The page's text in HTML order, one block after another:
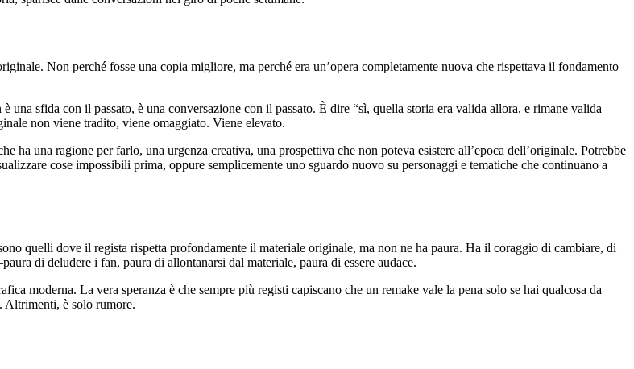
Non perché fosse una copia migliore, ma perché era un’opera completamente nuova che rispettava il fondamento
sfida con il passato, è una conversazione con il passato. È dire “sì, quella storia era valida allora, e rimane valida
non viene tradito, viene omaggiato. Viene elevato.
ha una ragione per farlo, una urgenza creativa, una prospettiva che non poteva esistere all’epoca dell’originale. Potrebbe
cose impossibili prima, oppure semplicemente uno sguardo nuovo su personaggi e tematiche che continuano a
quelli dove il regista rispetta profondamente il materiale originale, ma non ne ha paura. Ha il coraggio di cambiare, di
di deludere i fan, paura di allontanarsi dal materiale, paura di essere audace.
moderna. La vera speranza è che sempre più registi capiscano che un remake vale la pena solo se hai qualcosa da
Altrimenti, è solo rumore.